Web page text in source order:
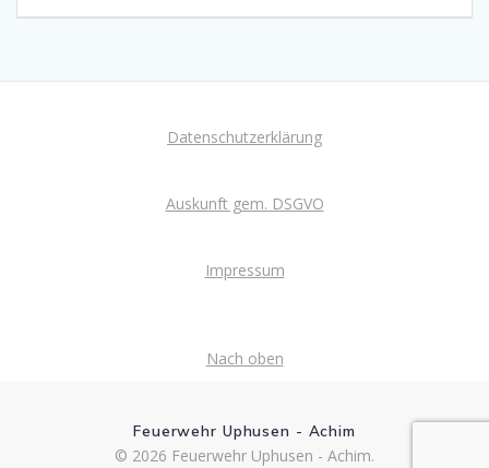
Datenschutzerklärung
Auskunft gem. DSGVO
Impressum
Nach oben
Feuerwehr Uphusen - Achim
© 2026 Feuerwehr Uphusen - Achim.